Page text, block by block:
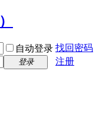
自动登录 找回密码
登录
注册